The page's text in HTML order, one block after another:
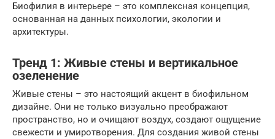
Биофилия в интерьере – это комплексная концепция,
основанная на данных психологии, экологии и
архитектуры.
Тренд 1: Живые стены и вертикальное
озеленение
Живые стены – это настоящий акцент в биофильном
дизайне. Они не только визуально преображают
пространство, но и очищают воздух, создают ощущение
свежести и умиротворения. Для создания живой стены